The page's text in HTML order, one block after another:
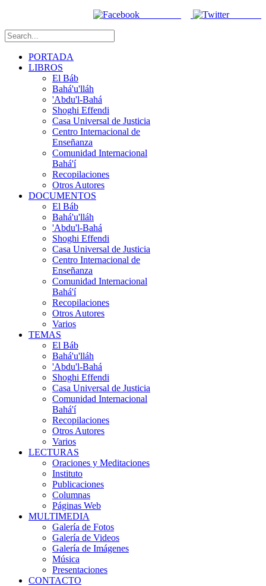
PORTADA
LIBROS
El Báb
Bahá'u'lláh
'Abdu'l-Bahá
Shoghi Effendi
Casa Universal de Justicia
Centro Internacional de
Enseñanza
Comunidad Internacional
Bahá'í
Recopilaciones
Otros Autores
DOCUMENTOS
El Báb
Bahá'u'lláh
'Abdu'l-Bahá
Shoghi Effendi
Casa Universal de Justicia
Centro Internacional de
Enseñanza
Comunidad Internacional
Bahá'í
Recopilaciones
Otros Autores
Varios
TEMAS
El Báb
Bahá'u'lláh
'Abdu'l-Bahá
Shoghi Effendi
Casa Universal de Justicia
Comunidad Internacional
Bahá'í
Recopilaciones
Otros Autores
Varios
LECTURAS
Oraciones y Meditaciones
Instituto
Publicaciones
Columnas
Páginas Web
MULTIMEDIA
Galería de Fotos
Galería de Videos
Galería de Imágenes
Música
Presentaciones
CONTACTO